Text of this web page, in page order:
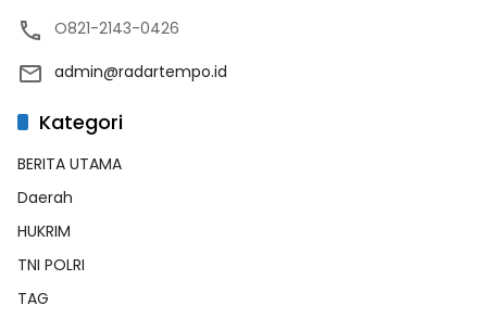
O821-2143-0426
admin@radartempo.id
Kategori
BERITA UTAMA
Daerah
HUKRIM
TNI POLRI
TAG